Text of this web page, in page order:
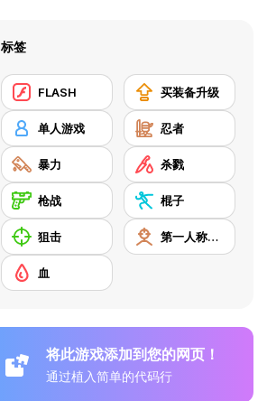
标签
FLASH 买装备升级
单人游戏 忍者
暴力 杀戮
枪战 棍子
狙击 第一人称射击
血
将此游戏添加到您的网页！
通过植入简单的代码行